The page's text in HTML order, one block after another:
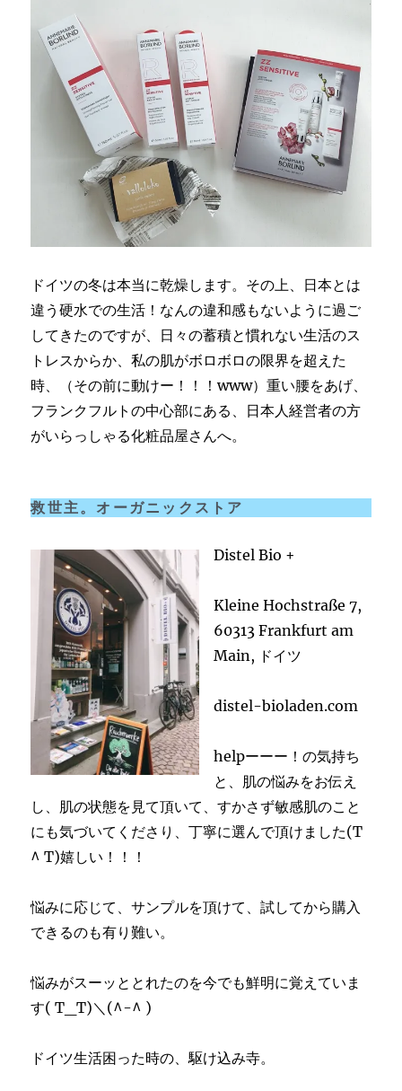
ドイツの冬は本当に乾燥します。その上、日本とは
違う硬水での生活！なんの違和感もないように過ご
してきたのですが、日々の蓄積と慣れない生活のス
トレスからか、私の肌がボロボロの限界を超えた
時、（その前に動けー！！！www）重い腰をあげ、
フランクフルトの中心部にある、日本人経営者の方
がいらっしゃる化粧品屋さんへ。
救世主。オーガニックストア
Distel Bio +
Kleine Hochstraße 7,
60313 Frankfurt am
Main, ドイツ
distel-bioladen.com
helpーーー！の気持ち
と、肌の悩みをお伝え
し、肌の状態を見て頂いて、すかさず敏感肌のこと
にも気づいてくださり、丁寧に選んで頂けました(T
^ T)嬉しい！！！
悩みに応じて、サンプルを頂けて、試してから購入
できるのも有り難い。
悩みがスーッととれたのを今でも鮮明に覚えていま
す( T_T)＼(^-^ )
ドイツ生活困った時の、駆け込み寺。